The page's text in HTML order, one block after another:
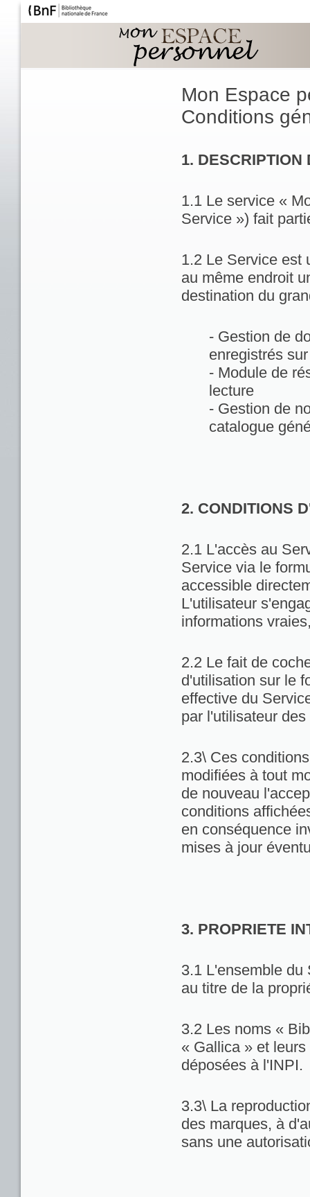
Mon Espace
Conditions
1. DESCRIPTION
1.1 Le service «
Service ») fait
1.2 Le Service est
au même endroit
destination du
- Gestion de
enregistrés
- Module de
lecture
- Gestion de
catalogue
2. CONDITIONS
2.1 L'accès au
Service via le
accessible
L'utilisateur
informations
2.2 Le fait de
d'utilisation sur le
effective du
par l'utilisateur
2.3\ Ces
modifiées à tout
de nouveau
conditions
en conséquence
mises à jour
3. PROPRIETE
3.1 L'ensemble du
au titre de la
3.2 Les noms «
« Gallica » et
déposées à l'INPI.
3.3\ La
des marques, à
sans une